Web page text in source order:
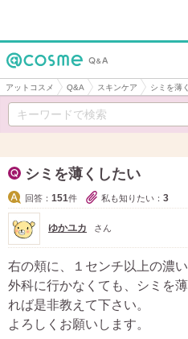
アットコスメ Q&A スキンケア シミを薄
シミを薄くしたい
回答： 151件 私も知りたい： 3
ゆかユカ さん
右の頬に、１センチ以上の濃
外科に行かなくても、シミを
れば是非教えて下さい。
よろしくお願いします。